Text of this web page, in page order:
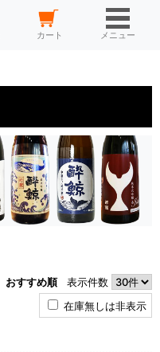
カート メニュー
おすすめ順表示件数
在庫無しは非表示